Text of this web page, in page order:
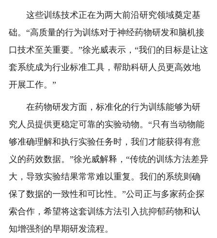
这些训练技术正在为两大前沿研究领域奠定基
础。“高质量的行为训练对于神经药物研发和脑机接
口技术至关重要。”徐光威表示，“我们的目标是让这
套系统成为行业标准工具，帮助科研人员更高效地
开展工作。”
在药物研发方面，标准化的行为训练能够为研
究人员提供更稳定可靠的实验动物。“只有当动物能
够准确理解和执行实验任务时，我们才能获得有意
义的药效数据。”徐光威解释，“传统的训练方法差异
大，导致实验结果常常难以重复。我们的系统则确
保了数据的一致性和可比性。”公司正与多家药企探
索合作，希望将这套训练方法引入抗抑郁药物和认
知增强剂的早期研发流程。